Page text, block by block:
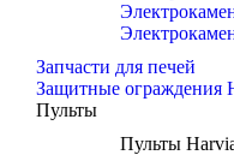
Запчасти для печей
Защитные ограждения
Пульты
Пульты